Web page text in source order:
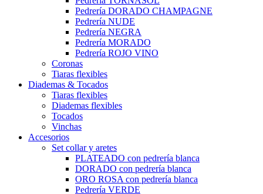
Pedrería DORADO CHAMPAGNE
Pedrería NUDE
Pedrería NEGRA
Pedrería MORADO
Pedrería ROJO VINO
Coronas
Tiaras flexibles
Diademas & Tocados
Tiaras flexibles
Diademas flexibles
Tocados
Vinchas
Accesorios
Set collar y aretes
PLATEADO con pedrería blanca
DORADO con pedrería blanca
ORO ROSA con pedrería blanca
Pedrería VERDE